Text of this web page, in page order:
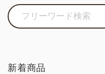
新着商品